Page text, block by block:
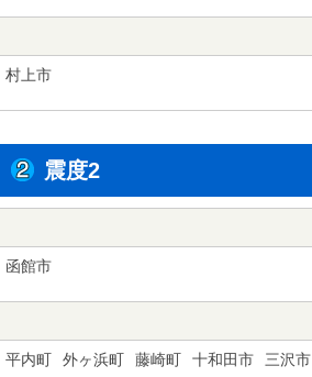
村上市
震度2
函館市
平内町 外ヶ浜町 藤崎町 十和田市 三沢市